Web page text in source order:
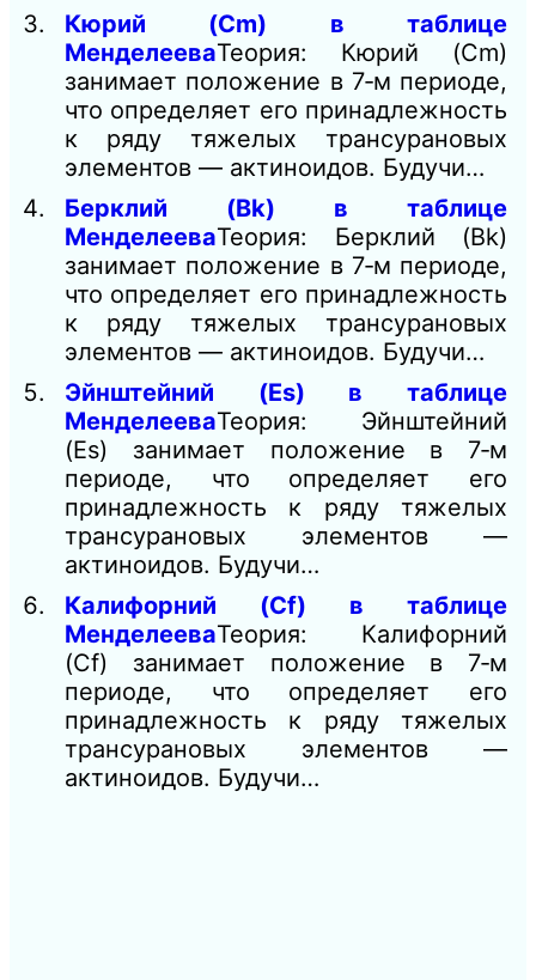
Кюрий (Cm) в таблице
МенделееваТеория: Кюрий (Cm)
занимает положение в 7‑м периоде,
что определяет его принадлежность
к ряду тяжелых трансурановых
элементов — актиноидов. Будучи…
Берклий (Bk) в таблице
МенделееваТеория: Берклий (Bk)
занимает положение в 7‑м периоде,
что определяет его принадлежность
к ряду тяжелых трансурановых
элементов — актиноидов. Будучи…
Эйнштейний (Es) в таблице
МенделееваТеория: Эйнштейний
(Es) занимает положение в 7‑м
периоде, что определяет его
принадлежность к ряду тяжелых
трансурановых элементов —
актиноидов. Будучи…
Калифорний (Cf) в таблице
МенделееваТеория: Калифорний
(Cf) занимает положение в 7‑м
периоде, что определяет его
принадлежность к ряду тяжелых
трансурановых элементов —
актиноидов. Будучи…